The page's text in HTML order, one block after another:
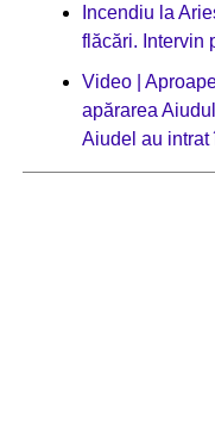
Incendiu la
flăcări. Intervin
Video |
apărarea
Aiudel au intrat